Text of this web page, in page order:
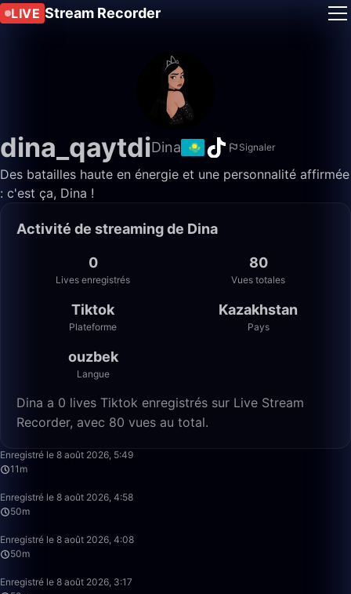
LIVE Stream Recorder
dina_qaytdiDina Signaler
Des batailles haute en énergie et une personnalité affirmée
: c'est ça, Dina !
Activité de streaming de Dina
0
Lives enregistrés
80
Vues totales
Tiktok
Plateforme
Kazakhstan
Pays
ouzbek
Langue
Dina a 0 lives Tiktok enregistrés sur Live Stream
Recorder, avec 80 vues au total.
Enregistré le 8 août 2026, 5:49
11m
Enregistré le 8 août 2026, 4:58
50m
Enregistré le 8 août 2026, 4:08
50m
Enregistré le 8 août 2026, 3:17